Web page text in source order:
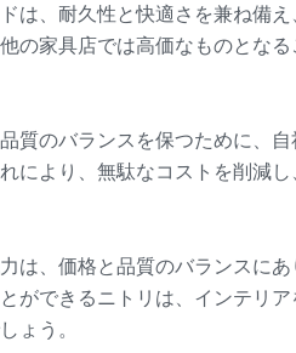
は、耐久性と快適さを兼ね備
の家具店では高価なものとな
質のバランスを保つために、
により、無駄なコストを削減
は、価格と品質のバランスに
ができるニトリは、インテリ
ょう。